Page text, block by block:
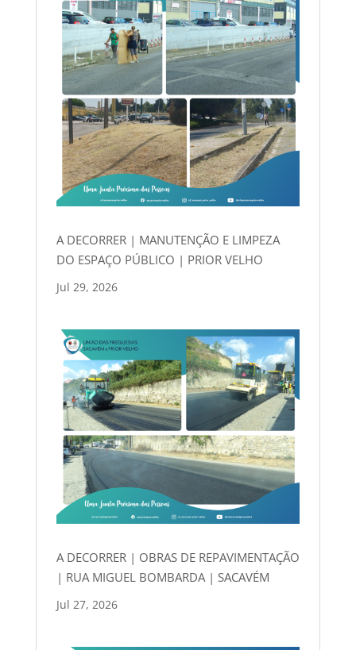
A DECORRER | MANUTENÇÃO E LIMPEZA
DO ESPAÇO PÚBLICO | PRIOR VELHO
Jul 29, 2026
A DECORRER | OBRAS DE REPAVIMENTAÇÃO
| RUA MIGUEL BOMBARDA | SACAVÉM
Jul 27, 2026